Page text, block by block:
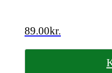
89.00kr.